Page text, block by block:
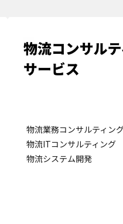
物流業務コンサルティン
物流ITコンサルティング
物流システム開発